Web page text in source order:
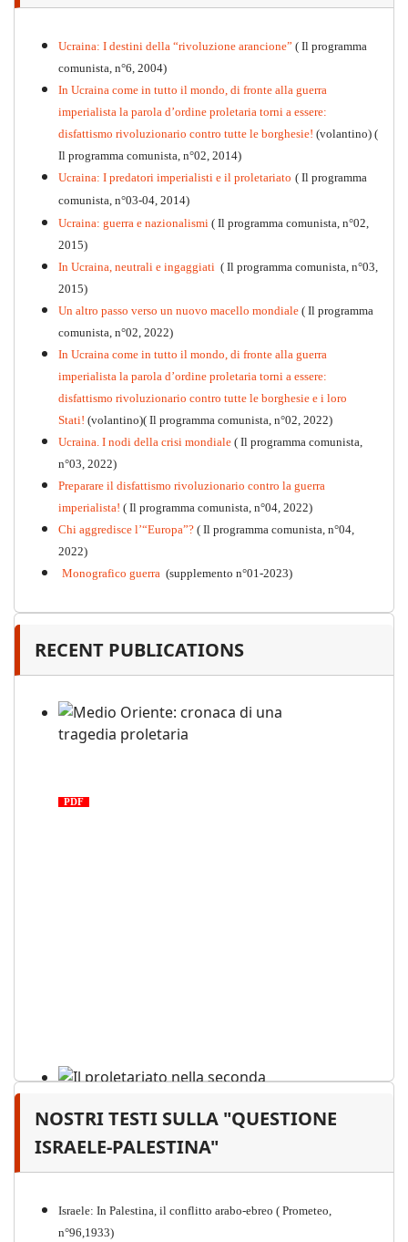
Kommunistisches Programm
PDF n°10 - 2026
Ucraina: I destini della “rivoluzione arancione” ( Il programma
comunista, n°6, 2004)
In Ucraina come in tutto il mondo, di fronte alla guerra
imperialista la parola d’ordine proletaria torni a essere:
disfattismo rivoluzionario contro tutte le borghesie! (volantino) (
Il programma comunista, n°02, 2014)
Ucraina: I predatori imperialisti e il proletariato ( Il programma
comunista, n°03-04, 2014)
Ucraina: guerra e nazionalismi ( Il programma comunista, n°02,
2015)
In Ucraina, neutrali e ingaggiati ( Il programma comunista, n°03,
2015)
Un altro passo verso un nuovo macello mondiale ( Il programma
comunista, n°02, 2022)
In Ucraina come in tutto il mondo, di fronte alla guerra
imperialista la parola d’ordine proletaria torni a essere:
disfattismo rivoluzionario contro tutte le borghesie e i loro
Stati! (volantino)( Il programma comunista, n°02, 2022)
Ucraina. I nodi della crisi mondiale ( Il programma comunista,
n°03, 2022)
Preparare il disfattismo rivoluzionario contro la guerra
imperialista! ( Il programma comunista, n°04, 2022)
Chi aggredisce l’“Europa”? ( Il programma comunista, n°04,
2022)
Monografico guerra (supplemento n°01-2023)
RECENT PUBLICATIONS
PDF
Il proletariato nella seconda
guerra mondiale e nella
NOSTRI TESTI SULLA "QUESTIONE
ISRAELE-PALESTINA"
Israele: In Palestina, il conflitto arabo-ebreo ( Prometeo,
n°96,1933)